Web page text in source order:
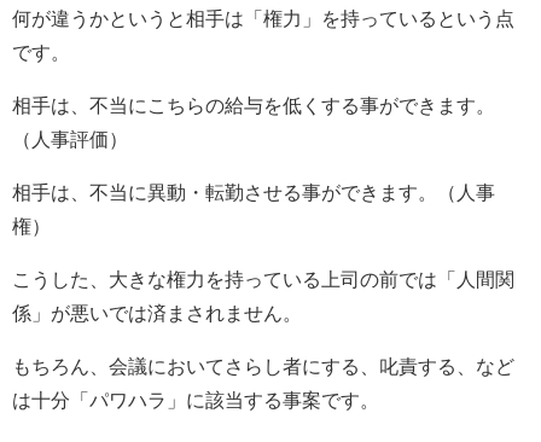
何が違うかというと相手は「権力」を持っているという点
です。
相手は、不当にこちらの給与を低くする事ができます。
（人事評価）
相手は、不当に異動・転勤させる事ができます。（人事
権）
こうした、大きな権力を持っている上司の前では「人間関
係」が悪いでは済まされません。
もちろん、会議においてさらし者にする、叱責する、など
は十分「パワハラ」に該当する事案です。